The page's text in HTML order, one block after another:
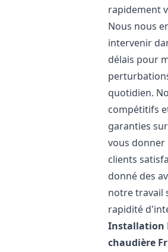
rapidement
Nous nous
intervenir
délais pour
quotidien.
compétitifs
garanties
vous donner
clients
donné des
notre travail
rapidité
Installation
chaudière